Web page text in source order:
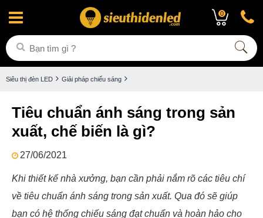
0
Siêu thị đèn LED Giải pháp chiếu sáng
Tiêu chuẩn ánh sáng trong sản
xuất, chế biến là gì?
27/06/2021
Khi thiết kế nhà xưởng, bạn cần phải nắm rõ các tiêu chí
về tiêu chuẩn ánh sáng trong sản xuất. Qua đó sẽ giúp
bạn có hệ thống chiếu sáng đạt chuẩn và hoàn hảo cho